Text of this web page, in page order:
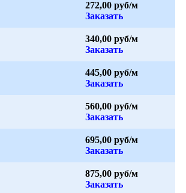
272,00 руб/м
Заказать
340,00 руб/м
Заказать
445,00 руб/м
Заказать
560,00 руб/м
Заказать
695,00 руб/м
Заказать
875,00 руб/м
Заказать